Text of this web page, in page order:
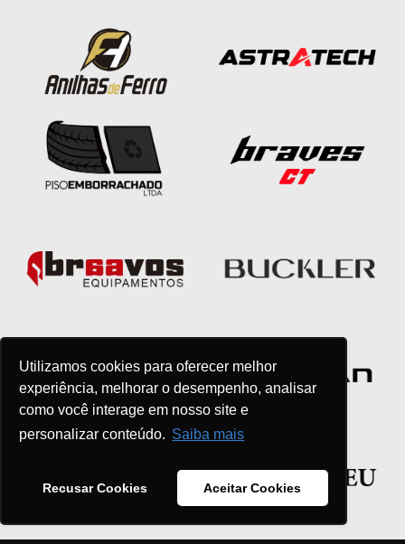
Utilizamos cookies para oferecer melhor
experiência, melhorar o desempenho, analisar
como você interage em nosso site e
personalizar conteúdo. Saiba mais
Recusar Cookies Aceitar Cookies